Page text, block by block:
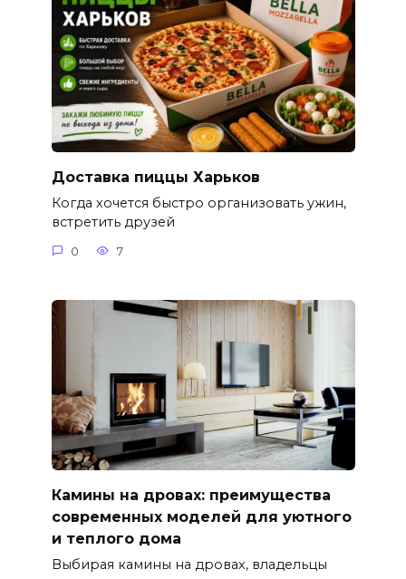
Доставка пиццы Харьков
Когда хочется быстро организовать ужин,
встретить друзей
0 7
Камины на дровах: преимущества
современных моделей для уютного
и теплого дома
Выбирая камины на дровах, владельцы